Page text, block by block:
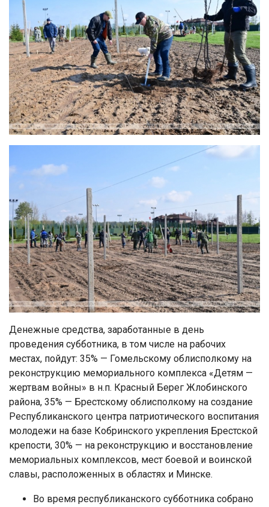
Денежные средства, заработанные в день
проведения субботника, в том числе на рабочих
местах, пойдут: 35% — Гомельскому облисполкому на
реконструкцию мемориального комплекса «Детям —
жертвам войны» в н.п. Красный Берег Жлобинского
района, 35% — Брестскому облисполкому на создание
Республиканского центра патриотического воспитания
молодежи на базе Кобринского укрепления Брестской
крепости, 30% — на реконструкцию и восстановление
мемориальных комплексов, мест боевой и воинской
славы, расположенных в областях и Минске.
Во время республиканского субботника собрано